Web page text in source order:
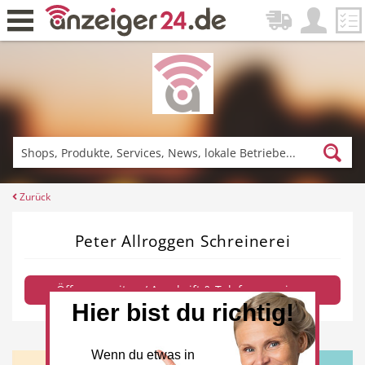
Zurück
Fitness & Sport Einkaufen
News
Zurück
Peter Allroggen Schreinerei
Öffnungszeiten / Anschrift & Telefon anzeigen
Hier bist du richtig!
Wenn du etwas in